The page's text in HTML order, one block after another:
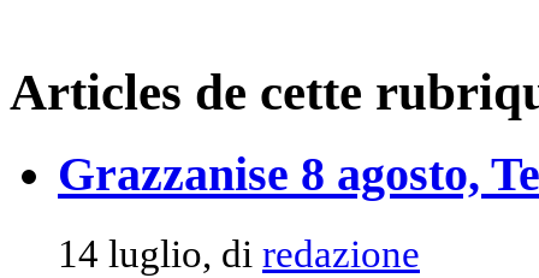
Articles de cette
Grazzanise 8 agosto,
14 luglio, di redazione